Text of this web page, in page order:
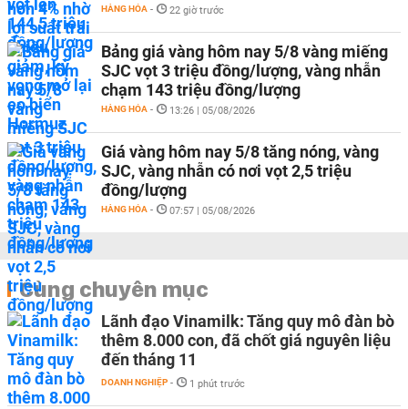
HÀNG HÓA - 22 giờ trước
Bảng giá vàng hôm nay 5/8 vàng miếng
SJC vọt 3 triệu đồng/lượng, vàng nhẫn
chạm 143 triệu đồng/lượng
HÀNG HÓA - 13:26 | 05/08/2026
Giá vàng hôm nay 5/8 tăng nóng, vàng
SJC, vàng nhẫn có nơi vọt 2,5 triệu
đồng/lượng
HÀNG HÓA - 07:57 | 05/08/2026
Cùng chuyên mục
Lãnh đạo Vinamilk: Tăng quy mô đàn bò
thêm 8.000 con, đã chốt giá nguyên liệu
đến tháng 11
DOANH NGHIỆP - 1 phút trước